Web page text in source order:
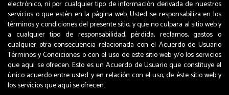
electrónico, ni por cualquier tipo de información derivada de nuestros
servicios o que estén en la página web. Usted se responsabiliza en los
términos y condiciones del presente sitio, y que no culpara al sitio web y
a cualquier tipo de responsabilidad, pérdida, reclamos, gastos o
cualquier otra consecuencia relacionada con el Acuerdo de Usuario
Términos y Condiciones o con el uso de este sitio web y/o los servicios
que aquí se ofrecen. Esto es un Acuerdo de Usuario que constituye el
único acuerdo entre usted y en relación con el uso, de éste sitio web y
los servicios que aquí se ofrecen.